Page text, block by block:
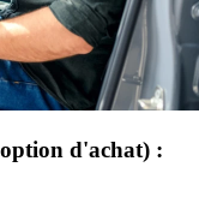
d'achat) :